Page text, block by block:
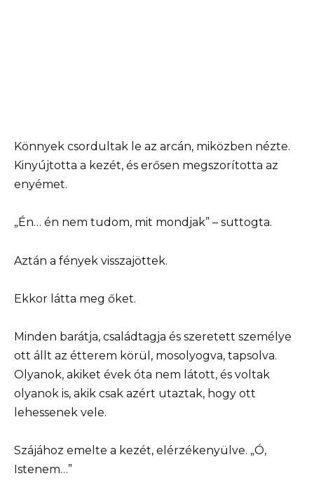
Könnyek csordultak le az arcán, miközben nézte.
Kinyújtotta a kezét, és erősen megszorította az
enyémet.
„Én… én nem tudom, mit mondjak” – suttogta.
Aztán a fények visszajöttek.
Ekkor látta meg őket.
Minden barátja, családtagja és szeretett személye
ott állt az étterem körül, mosolyogva, tapsolva.
Olyanok, akiket évek óta nem látott, és voltak
olyanok is, akik csak azért utaztak, hogy ott
lehessenek vele.
Szájához emelte a kezét, elérzékenyülve. „Ó,
Istenem…”